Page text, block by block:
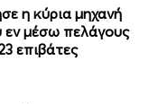
η κύρια μηχανή
μέσω πελάγους
επιβάτες